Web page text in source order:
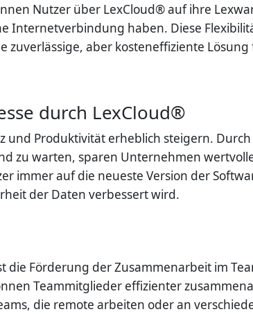
Nutzer über LexCloud® auf ihre
Internetverbindung haben. Diese
aber kosteneffiziente
durch LexCloud®
Produktivität erheblich steigern.
zu warten, sparen Unternehmen
immer auf die neueste Version der
der Daten verbessert wird.
Förderung der Zusammenarbeit im
Teammitglieder effizienter
die remote arbeiten oder an